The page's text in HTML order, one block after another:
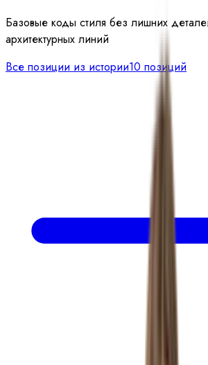
Базовые коды стиля без лишних
архитектурных линий
Все позиции из истории10 позиций